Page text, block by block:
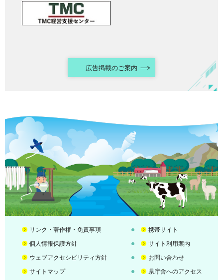
広告掲載のご案内
リンク・著作権・免責事項
携帯サイト
個人情報保護方針
サイト利用案内
ウェブアクセシビリティ方針
お問い合わせ
サイトマップ
県庁舎へのアクセス